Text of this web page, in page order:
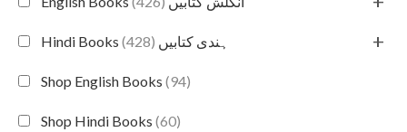
Hindi Books ہندی کتابیں (428) +
Shop English Books (94)
Shop Hindi Books (60)